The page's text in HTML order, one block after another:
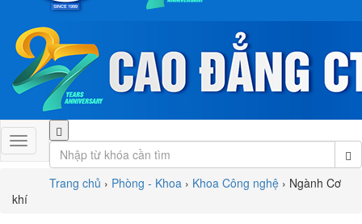
Trang chủ › Phòng - Khoa › Khoa Công nghệ › Ngành Cơ
khí